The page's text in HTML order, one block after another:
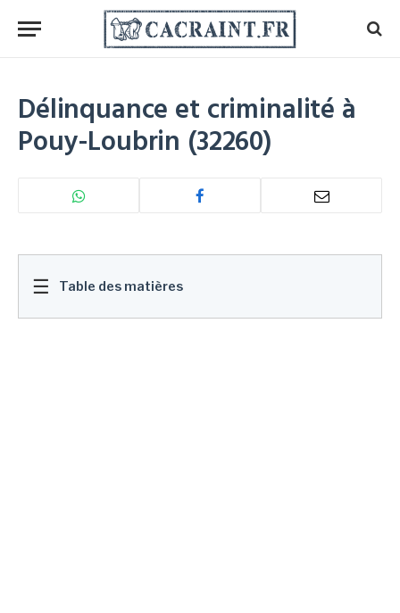
Délinquance et criminalité à
Pouy-Loubrin (32260)
☰ Table des matières